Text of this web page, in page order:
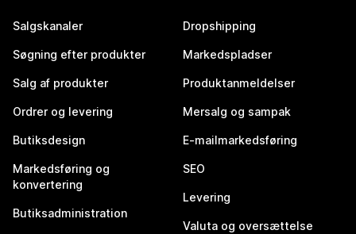
Salgskanaler
Søgning efter produkter
Salg af produkter
Ordrer og levering
Butiksdesign
Markedsføring og
konvertering
Butiksadministration
Dropshipping
Markedspladser
Produktanmeldelser
Mersalg og sampak
E-mailmarkedsføring
SEO
Levering
Valuta og oversættelse